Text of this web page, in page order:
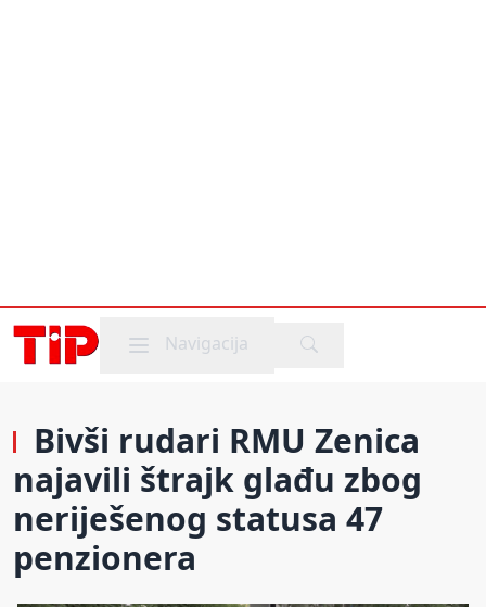
Mobile menu
Navigacija
Bivši rudari RMU Zenica
najavili štrajk glađu zbog
neriješenog statusa 47
penzionera